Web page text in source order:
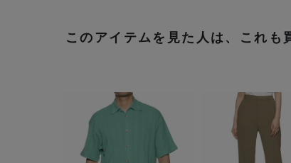
このアイテムを見た人は、これも